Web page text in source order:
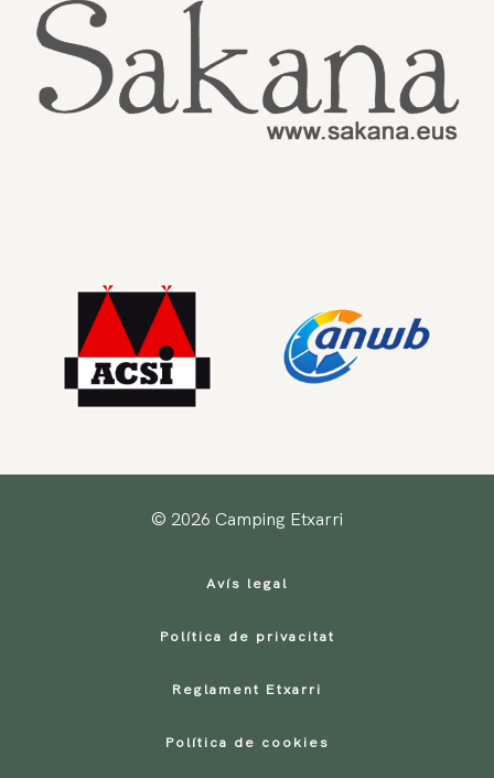
© 2026 Camping Etxarri
Avís legal
Política de privacitat
Reglament Etxarri
Política de cookies